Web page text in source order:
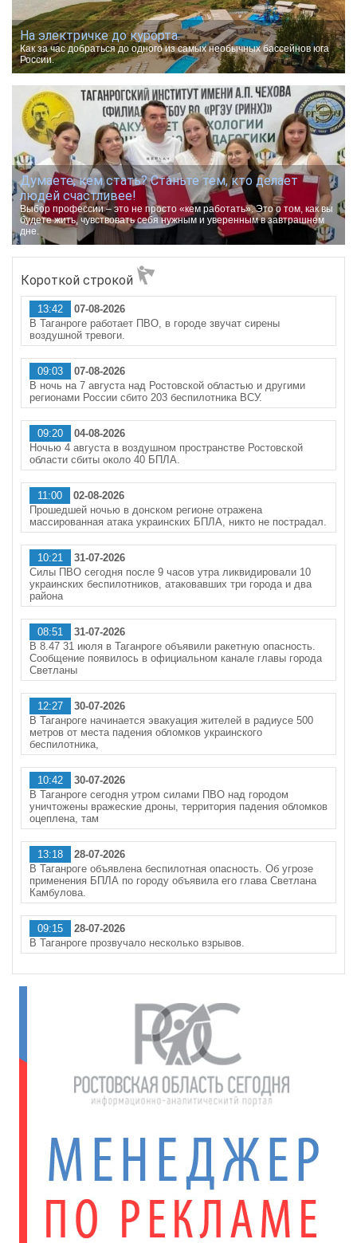
На электричке до курорта.
Как за час добраться до одного из самых необычных бассейнов юга
России.
Думаете, кем стать? Станьте тем, кто делает
людей счастливее!
Выбор профессии – это не просто «кем работать». Это о том, как вы
будете жить, чувствовать себя нужным и уверенным в завтрашнем
дне.
Короткой строкой
13:42
07-08-2026
В Таганроге работает ПВО, в городе звучат сирены
воздушной тревоги.
09:03
07-08-2026
В ночь на 7 августа над Ростовской областью и другими
регионами России сбито 203 беспилотника ВСУ.
09:20
04-08-2026
Ночью 4 августа в воздушном пространстве Ростовской
области сбиты около 40 БПЛА.
11:00
02-08-2026
Прошедшей ночью в донском регионе отражена
массированная атака украинских БПЛА, никто не пострадал.
10:21
31-07-2026
Силы ПВО сегодня после 9 часов утра ликвидировали 10
украинских беспилотников, атаковавших три города и два
района
08:51
31-07-2026
В 8.47 31 июля в Таганроге объявили ракетную опасность.
Сообщение появилось в официальном канале главы города
Светланы
12:27
30-07-2026
В Таганроге начинается эвакуация жителей в радиусе 500
метров от места падения обломков украинского
беспилотника,
10:42
30-07-2026
В Таганроге сегодня утром силами ПВО над городом
уничтожены вражеские дроны, территория падения обломков
оцеплена, там
13:18
28-07-2026
В Таганроге объявлена беспилотная опасность. Об угрозе
применения БПЛА по городу объявила его глава Светлана
Камбулова.
09:15
28-07-2026
В Таганроге прозвучало несколько взрывов.